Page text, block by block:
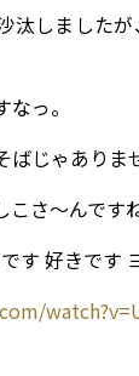
汰しました
っ。
じゃありま
さ～んですね
す 好きです